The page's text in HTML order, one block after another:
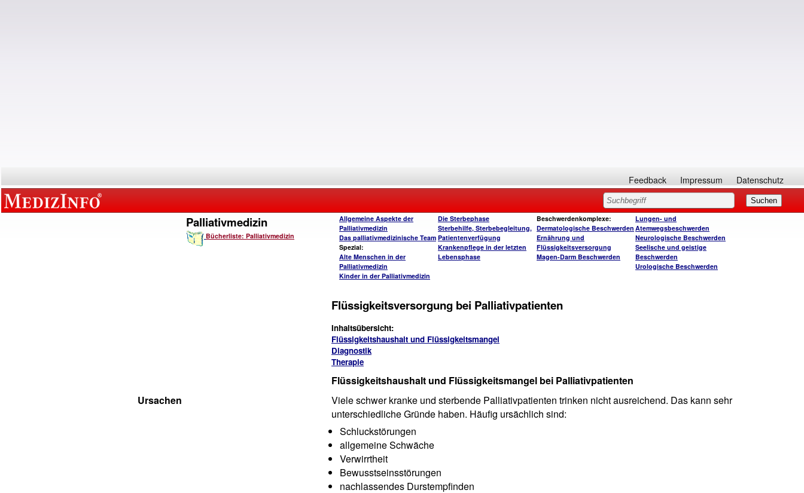
Feedback Impressum Datenschutz
Palliativmedizin
Bücherliste: Palliativmedizin
Allgemeine Aspekte der
Palliativmedizin
Das palliativmedizinische Team
Spezial:
Alte Menschen in der
Palliativmedizin
Kinder in der Palliativmedizin
Die Sterbephase
Sterbehilfe, Sterbebegleitung,
Patientenverfügung
Krankenpflege in der letzten
Lebensphase
Beschwerdenkomplexe:
Dermatologische Beschwerden
Ernährung und
Flüssigkeitsversorgung
Magen-Darm Beschwerden
Lungen- und
Atemwegsbeschwerden
Neurologische Beschwerden
Seelische und geistige
Beschwerden
Urologische Beschwerden
Flüssigkeitsversorgung bei Palliativpatienten
Inhaltsübersicht:
Flüssigkeitshaushalt und Flüssigkeitsmangel
Diagnostik
Therapie
Flüssigkeitshaushalt und Flüssigkeitsmangel bei Palliativpatienten
Ursachen
Viele schwer kranke und sterbende Palliativpatienten trinken nicht ausreichend. Das kann sehr
unterschiedliche Gründe haben. Häufig ursächlich sind:
Schluckstörungen
allgemeine Schwäche
Verwirrtheit
Bewusstseinsstörungen
nachlassendes Durstempfinden